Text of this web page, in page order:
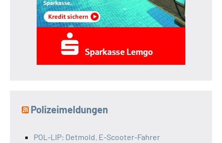
Polizeimeldungen
POL-LIP: Detmold. E-Scooter-Fahrer